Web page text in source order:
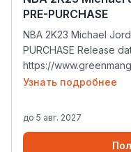
PRE-PURCHASE
NBA 2K23 Michael
PURCHASE Release
https://
michael-jordan-edition-
Узнать подробнее
до 5 авг. 2027